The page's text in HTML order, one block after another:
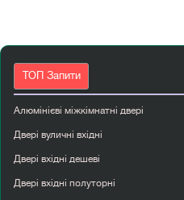
ТОП Запити
Алюмінієві міжкімнатні двері
Двері вуличні вхідні
Двері вхідні дешеві
Двері вхідні полуторні